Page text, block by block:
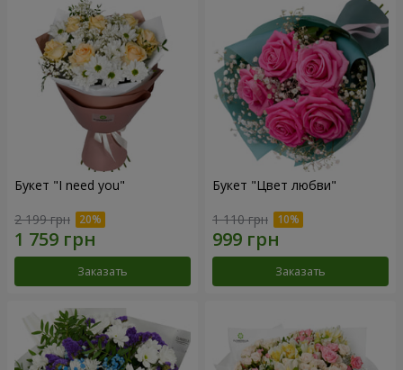
Букет "I need you"
2 199 грн
Заказать
Букет "Цвет любви"
1 110 грн
Заказать